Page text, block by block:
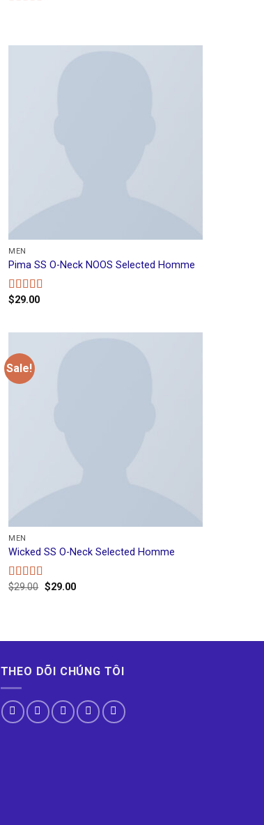
MEN
Pima SS O-Neck NOOS Selected Homme
Rated5.00
$29.00
Sale!
MEN
Wicked SS O-Neck Selected Homme
Rated
$29.00 $29.00
THEO DÕI CHÚNG TÔI